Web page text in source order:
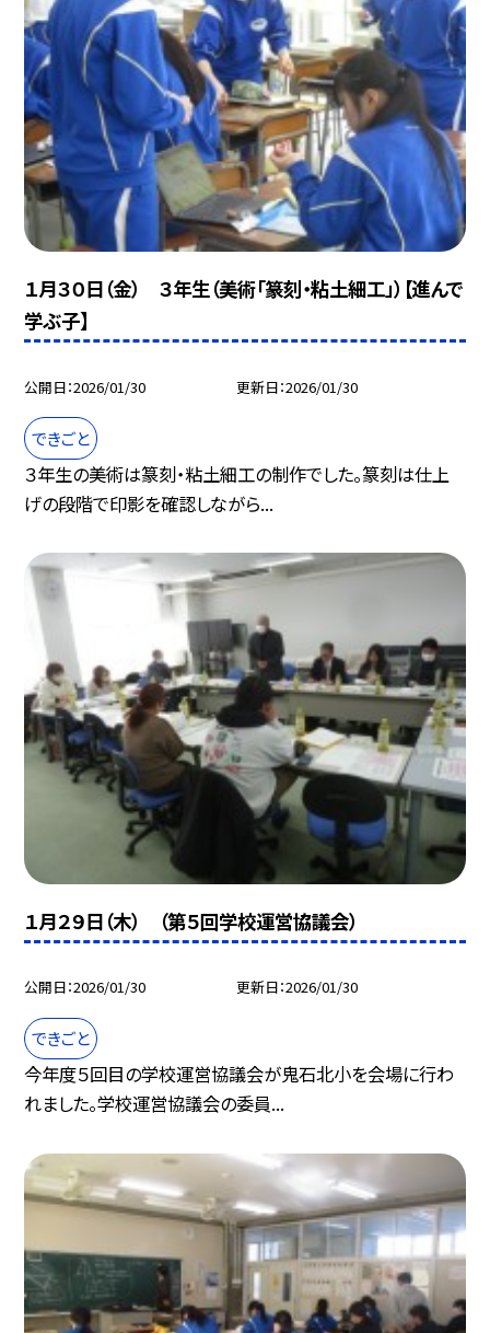
１月３０日（金） ３年生（美術「篆刻・粘土細工」）【進んで
学ぶ子】
公開日 2026/01/30 更新日 2026/01/30
できごと
３年生の美術は篆刻・粘土細工の制作でした。篆刻は仕上
げの段階で印影を確認しながら...
１月２９日（木） （第５回学校運営協議会）
公開日 2026/01/30 更新日 2026/01/30
できごと
今年度５回目の学校運営協議会が鬼石北小を会場に行わ
れました。学校運営協議会の委員...